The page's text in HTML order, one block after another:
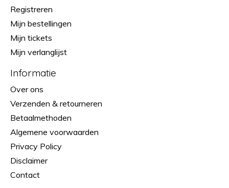
Registreren
Mijn bestellingen
Mijn tickets
Mijn verlanglijst
Informatie
Over ons
Verzenden & retourneren
Betaalmethoden
Algemene voorwaarden
Privacy Policy
Disclaimer
Contact